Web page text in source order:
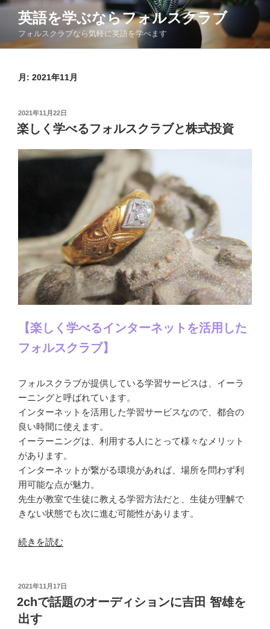
コ
ン
英語を学ぶならフォルスクラブ
フォルスクラブなら気軽に英語を学べます
月: 2021年11月
投
稿
日:
2021年11月22日
楽しく学べるフォルスクラブと株式投資
【楽しく学べるインターネットを活用した
フォルスクラブ】
フォルスクラブが提供している学習サービスは、イーラ
ーニングと呼ばれています。
インターネットを活用した学習サービスなので、都合の
良い時間に使えます。
イーラーニングは、利用する人にとって様々なメリット
があります。
インターネットが繋がる環境があれば、場所を問わず利
用可能な点が魅力。
先生が教室で生徒に教える学習方法だと、生徒が理解で
きない状態でも次に進む可能性があります。
“楽
学
べ
る
続きを読む
投
稿
日:
2021年11月17日
2chで話題のオーディションに吉田 智雄を
出す